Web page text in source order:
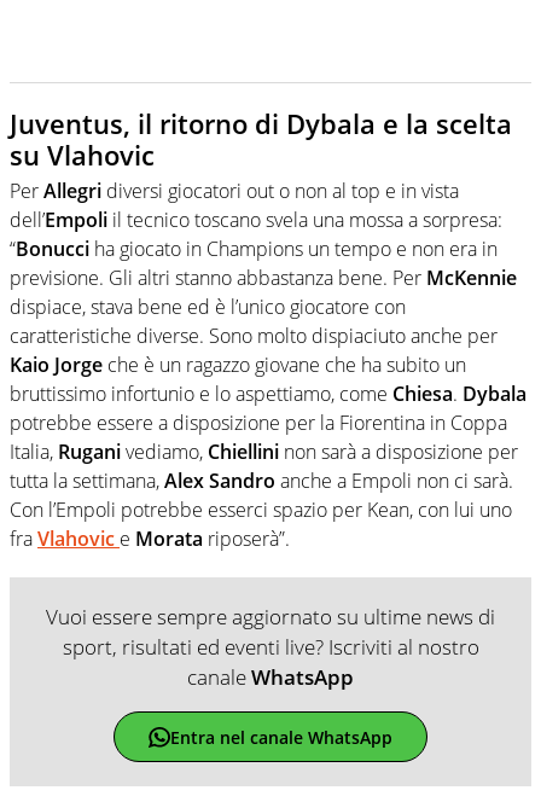
Juventus, il ritorno di Dybala e la scelta
su Vlahovic
PerAllegri diversi giocatori out o non al top e in vista
dell’Empoli il tecnico toscano svela una mossa a sorpresa:
“Bonucci ha giocato in Champions un tempo e non era in
previsione. Gli altri stanno abbastanza bene. Per McKennie
dispiace, stava bene ed è l’unico giocatore con
caratteristiche diverse. Sono molto dispiaciuto anche per
Kaio Jorge che è un ragazzo giovane che ha subito un
bruttissimo infortunio e lo aspettiamo, come Chiesa. Dybala
potrebbe essere a disposizione per la Fiorentina in Coppa
Italia, Ruganivediamo, Chiellini non sarà a disposizione per
tutta la settimana,Alex Sandro anche a Empoli non ci sarà.
Con l’Empoli potrebbe esserci spazio per Kean, con lui uno
fraVlahovic e Morata riposerà”.
Vuoi essere sempre aggiornato su ultime news di
sport, risultati ed eventi live? Iscriviti al nostro
canaleWhatsApp
Entra nel canale WhatsApp